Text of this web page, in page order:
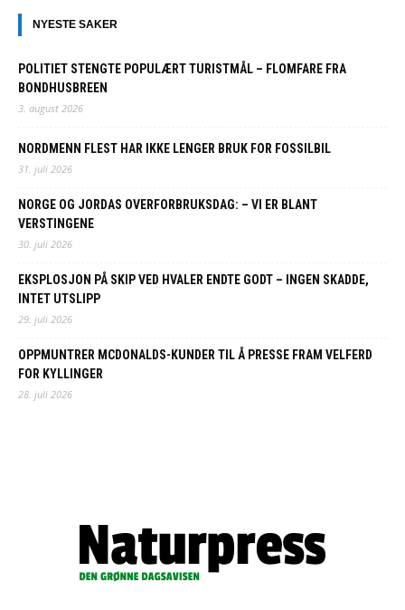
NYESTE SAKER
POLITIET STENGTE POPULÆRT TURISTMÅL – FLOMFARE FRA
BONDHUSBREEN
3. august 2026
NORDMENN FLEST HAR IKKE LENGER BRUK FOR FOSSILBIL
31. juli 2026
NORGE OG JORDAS OVERFORBRUKSDAG: – VI ER BLANT
VERSTINGENE
30. juli 2026
EKSPLOSJON PÅ SKIP VED HVALER ENDTE GODT – INGEN SKADDE,
INTET UTSLIPP
29. juli 2026
OPPMUNTRER MCDONALDS-KUNDER TIL Å PRESSE FRAM VELFERD
FOR KYLLINGER
28. juli 2026